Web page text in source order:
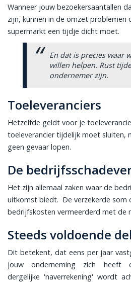
Wanneer jouw bezoekersaantallen
zijn, kunnen in de omzet problemen
supermarkt een tijdje dicht moet.
En dat is precies waar
willen helpen. Rust
ondernemer zijn.
Toeleveranciers
Hetzelfde geldt voor je
toeleverancier tijdelijk moet sluiten,
geen gevaar lopen.
De
Het zijn allemaal zaken waar de
uitkomst biedt. De verzekerde som
bedrijfskosten vermeerderd met de
Steeds voldoende
Dit betekent, dat eens per jaar
jouw onderneming zich heeft
dergelijke 'naverrekening' wordt